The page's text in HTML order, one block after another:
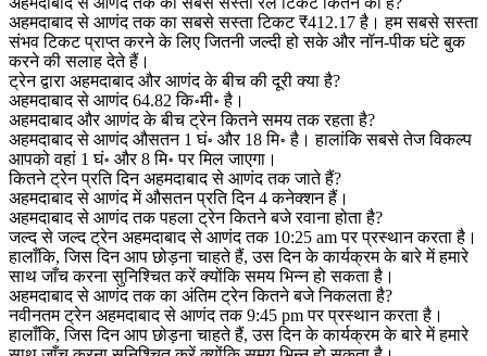
अहमदाबाद से आणंद तक का सबसे सस्ता टिकट ₹412.17 है। हम सबसे सस्ता
संभव टिकट प्राप्त करने के लिए जितनी जल्दी हो सके और नॉन-पीक घंटे बुक
करने की सलाह देते हैं।
ट्रेन द्वारा अहमदाबाद और आणंद के बीच की दूरी क्या है?
अहमदाबाद से आणंद 64.82 कि॰मी॰ है।
अहमदाबाद और आणंद के बीच ट्रेन कितने समय तक रहता है?
अहमदाबाद से आणंद औसतन 1 घं॰ और 18 मि॰ है। हालांकि सबसे तेज विकल्प
आपको वहां 1 घं॰ और 8 मि॰ पर मिल जाएगा।
कितने ट्रेन प्रति दिन अहमदाबाद से आणंद तक जाते हैं?
अहमदाबाद से आणंद में औसतन प्रति दिन 4 कनेक्शन हैं।
अहमदाबाद से आणंद तक पहला ट्रेन कितने बजे रवाना होता है?
जल्द से जल्द ट्रेन अहमदाबाद से आणंद तक 10:25 am पर प्रस्थान करता है।
हालाँकि, जिस दिन आप छोड़ना चाहते हैं, उस दिन के कार्यक्रम के बारे में हमारे
साथ जाँच करना सुनिश्चित करें क्योंकि समय भिन्न हो सकता है।
अहमदाबाद से आणंद तक का अंतिम ट्रेन कितने बजे निकलता है?
नवीनतम ट्रेन अहमदाबाद से आणंद तक 9:45 pm पर प्रस्थान करता है।
हालाँकि, जिस दिन आप छोड़ना चाहते हैं, उस दिन के कार्यक्रम के बारे में हमारे